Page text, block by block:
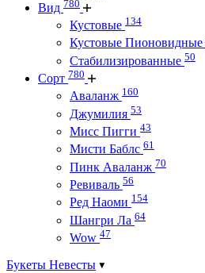
Вид 780
Кустовые 134
Кустовые Пионовидные
Стабилизированные 50
Сорт 780
Аваланж 160
Джумилия 53
Мисс Пигги 43
Мисти Баблс 61
Пинк Аваланж 70
Ревиваль 56
Ред Наоми 154
Шангри Ла 64
Wow 47
Букеты Невесты